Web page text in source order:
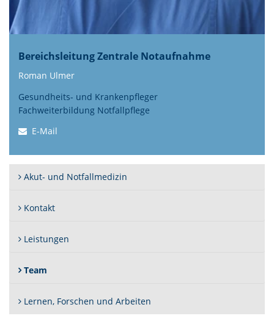
Bereichsleitung Zentrale Notaufnahme
Roman Ulmer
Gesundheits- und Krankenpfleger
Fachweiterbildung Notfallpflege
E-Mail
Akut- und Notfallmedizin
Kontakt
Leistungen
Team
Lernen, Forschen und Arbeiten